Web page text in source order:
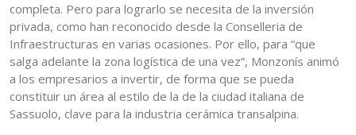
completa. Pero para lograrlo se necesita de la inversión
privada, como han reconocido desde la Conselleria de
Infraestructuras en varias ocasiones. Por ello, para “que
salga adelante la zona logística de una vez”, Monzonís animó
a los empresarios a invertir, de forma que se pueda
constituir un área al estilo de la de la ciudad italiana de
Sassuolo, clave para la industria cerámica transalpina.